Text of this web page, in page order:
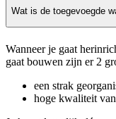
Wat is de toegevoegde
Wanneer je gaat
gaat bouwen zijn er 2
een strak
hoge kwaliteit